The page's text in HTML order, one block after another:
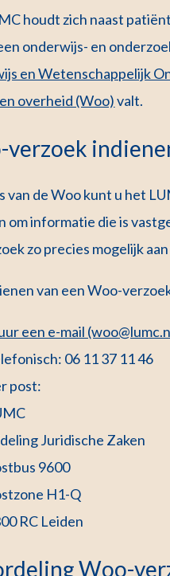
houdt zich naast
onderwijs- en
en Wetenschappelijk
overheid (Woo)valt.
verzoek
van de Woo kunt u het
om informatie die is
zo precies mogelijk
van een Woo-
een e-mail
06 11 37 11 46
post:
Juridische Zaken
9600
H1-Q
RC Leiden
Woo-